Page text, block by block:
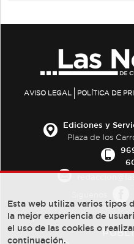
AVISO LEGAL POLÍTICA DE
Ediciones y
Plaza de los
Esta web utiliza varios tipos
la mejor experiencia de
el uso de las cookies o
continuación.